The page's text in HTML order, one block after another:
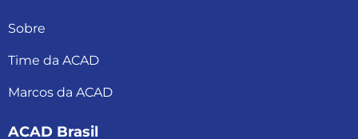
Sobre
Time da ACAD
Marcos da ACAD
ACAD Brasil